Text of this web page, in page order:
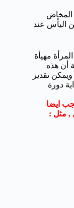
المخاض
اليأس عند
مهيأة
أن هذه
تقدير
دورة
ايضا
, مثل :